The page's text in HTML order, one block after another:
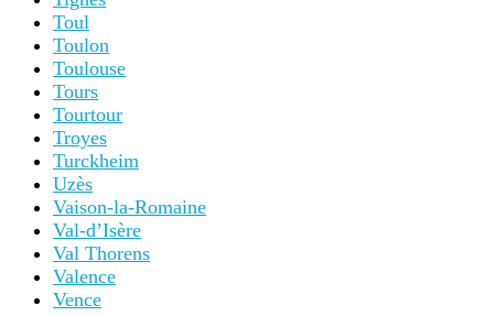
Toul
Toulon
Toulouse
Tours
Tourtour
Troyes
Turckheim
Uzès
Vaison-la-Romaine
Val-d’Isère
Val Thorens
Valence
Vence